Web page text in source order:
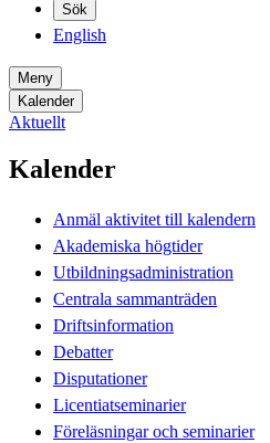
Sök
English
Meny
Kalender
Aktuellt
Kalender
Anmäl aktivitet till kalendern
Akademiska högtider
Utbildningsadministration
Centrala sammanträden
Driftsinformation
Debatter
Disputationer
Licentiatseminarier
Föreläsningar och seminarier